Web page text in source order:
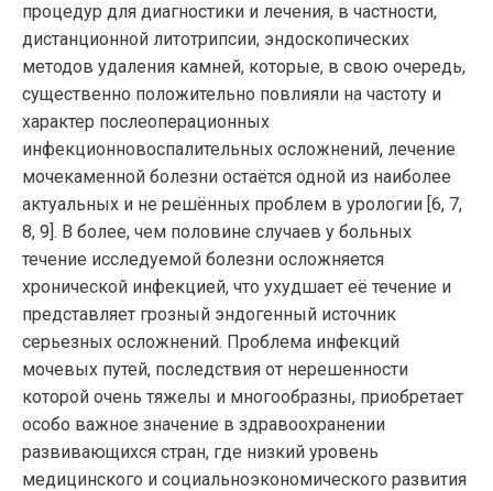
процедур для диагностики и лечения, в частности,
дистанционной литотрипсии, эндоскопических
методов удаления камней, которые, в свою очередь,
существенно положительно повлияли на частоту и
характер послеоперационных
инфекционновоспалительных осложнений, лечение
мочекаменной болезни остаётся одной из наиболее
актуальных и не решённых проблем в урологии [6, 7,
8, 9]. В более, чем половине случаев у больных
течение исследуемой болезни осложняется
хронической инфекцией, что ухудшает её течение и
представляет грозный эндогенный источник
серьезных осложнений. Проблема инфекций
мочевых путей, последствия от нерешенности
которой очень тяжелы и многообразны, приобретает
особо важное значение в здравоохранении
развивающихся стран, где низкий уровень
медицинского и социальноэкономического развития